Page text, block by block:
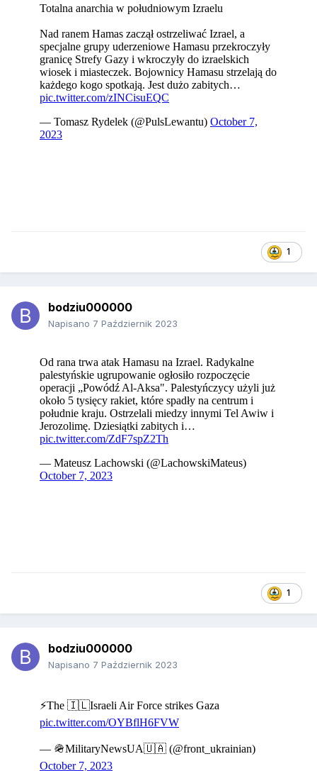
1
bodziu000000
Napisano 7 Październik 2023
1
bodziu000000
Napisano 7 Październik 2023